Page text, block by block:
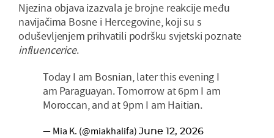
Njezina objava izazvala je brojne reakcije među
navijačima Bosne i Hercegovine, koji su s
oduševljenjem prihvatili podršku svjetski poznate
influencerice.
Today I am Bosnian, later this evening I
am Paraguayan. Tomorrow at 6pm I am
Moroccan, and at 9pm I am Haitian.
— Mia K. (@miakhalifa) June 12, 2026